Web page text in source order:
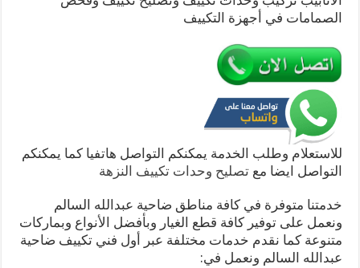
الصمامات في أجهزة التكييف
للاستعلام وطلب الخدمة يمكنكم التواصل هاتفيا كما يمكنكم
التواصل ايضا معتصليح وحدات تكييف النزهة
خدمتنا متوفرة في كافة مناطق ضاحية عبدالله السالم
ونعمل على توفير كافة قطع الغيار وبأفضل الأنواع وبماركات
متنوعة كما نقدم خدمات مختلفة عبر أول فني تكييف ضاحية
عبدالله السالم ونعمل في: